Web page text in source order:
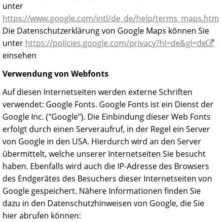
unter
https://www.google.com/intl/de_de/help/terms_maps.html
Die Datenschutzerklärung von Google Maps können Sie
unter https://policies.google.com/privacy?hl=de&gl=de
einsehen
Verwendung von Webfonts
Auf diesen Internetseiten werden externe Schriften
verwendet: Google Fonts. Google Fonts ist ein Dienst der
Google Inc. ("Google"). Die Einbindung dieser Web Fonts
erfolgt durch einen Serveraufruf, in der Regel ein Server
von Google in den USA. Hierdurch wird an den Server
übermittelt, welche unserer Internetseiten Sie besucht
haben. Ebenfalls wird auch die IP-Adresse des Browsers
des Endgerätes des Besuchers dieser Internetseiten von
Google gespeichert. Nähere Informationen finden Sie
dazu in den Datenschutzhinweisen von Google, die Sie
hier abrufen können: